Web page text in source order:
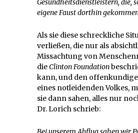
Gesundheitsdienstleistern, die,
eigene Faust dorthin
Als sie diese schreckliche
verließen, die nur als
Missachtung von
dieClinton Foundation
kann, und den
eines notleidenden Volkes,
sie dann sahen, alles nur
Dr. Lorich schrieb: